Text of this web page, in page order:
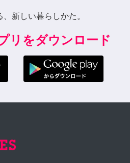
新しい暮らしかた。
リをダウンロード